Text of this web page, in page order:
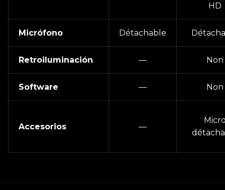
HD
Micrófono Détachable
Retroiluminación — Non
Software — Non
Accesorios —